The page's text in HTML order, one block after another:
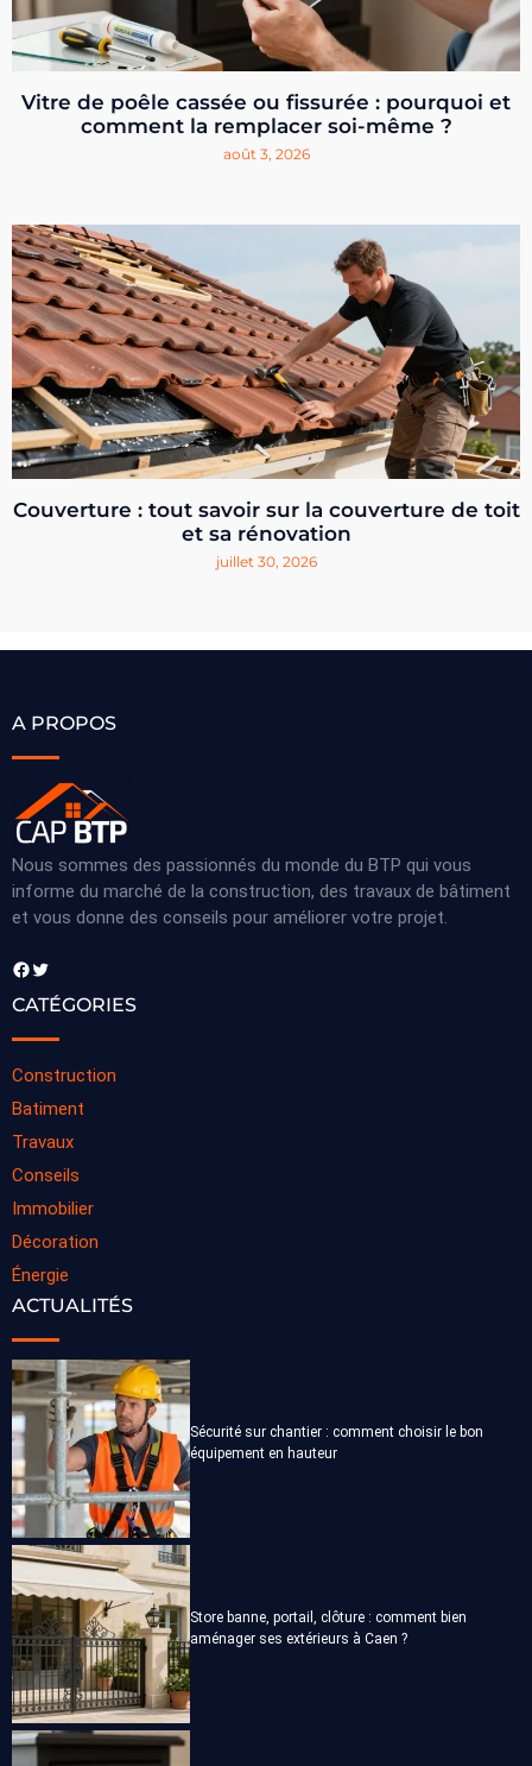
Vitre de poêle cassée ou fissurée : pourquoi et
comment la remplacer soi-même ?
août 3, 2026
Couverture : tout savoir sur la couverture de toit
et sa rénovation
juillet 30, 2026
A PROPOS
Nous sommes des passionnés du monde du BTP qui vous
informe du marché de la construction, des travaux de bâtiment
et vous donne des conseils pour améliorer votre projet.
Facebook Twitter
CATÉGORIES
Construction
Batiment
Travaux
Conseils
Immobilier
Décoration
Énergie
ACTUALITÉS
Sécurité sur chantier : comment choisir le bon
équipement en hauteur
Store banne, portail, clôture : comment bien
aménager ses extérieurs à Caen ?